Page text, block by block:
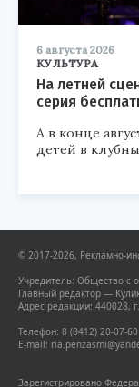
6 августа 2026
КУЛЬТУРА
На летней
серия
А в конце
детей в
© 2017-2026, Рекламно-
Учредитель: Общество с
Главный редактор —
Адрес редакции: 440028,
Телефон: 8 (8412) 20-07-60
E-mail:
Зарегистрировано